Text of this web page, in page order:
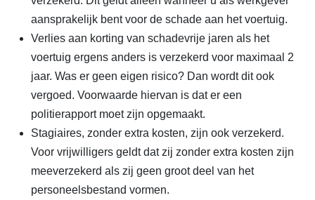
aansprakelijk bent voor de schade aan het voertuig.
Verlies aan korting van schadevrije jaren als het
voertuig ergens anders is verzekerd voor maximaal 2
jaar. Was er geen eigen risico? Dan wordt dit ook
vergoed. Voorwaarde hiervan is dat er een
politierapport moet zijn opgemaakt.
Stagiaires, zonder extra kosten, zijn ook verzekerd.
Voor vrijwilligers geldt dat zij zonder extra kosten zijn
meeverzekerd als zij geen groot deel van het
personeelsbestand vormen.